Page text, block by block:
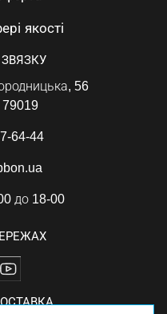
якості
56
79019
64-44
до 18-00